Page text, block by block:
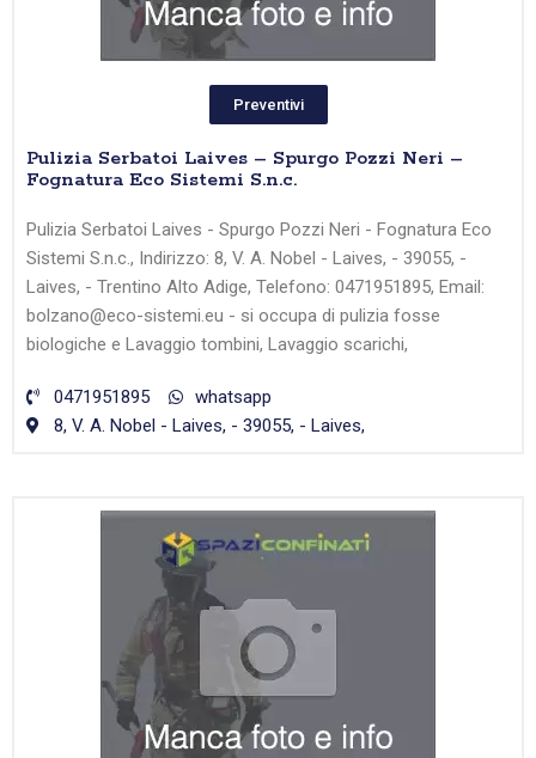
Preventivi
Pulizia Serbatoi Laives – Spurgo Pozzi Neri –
Fognatura Eco Sistemi S.n.c.
Pulizia Serbatoi Laives - Spurgo Pozzi Neri - Fognatura Eco
Sistemi S.n.c., Indirizzo: 8, V. A. Nobel - Laives, - 39055, -
Laives, - Trentino Alto Adige, Telefono: 0471951895, Email:
bolzano@eco-sistemi.eu - si occupa di pulizia fosse
biologiche e Lavaggio tombini, Lavaggio scarichi,
0471951895
whatsapp
8, V. A. Nobel - Laives, - 39055, - Laives,